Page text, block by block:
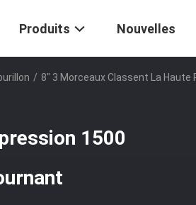
Produits Nouvelles
/ 8" 3 Morceaux Classent La Haute
1500